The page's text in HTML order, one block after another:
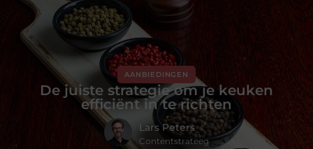
AANBIEDINGEN
De juiste strategie om je keuken
efficiënt in te richten
Lars Peters
Contentstrateeg